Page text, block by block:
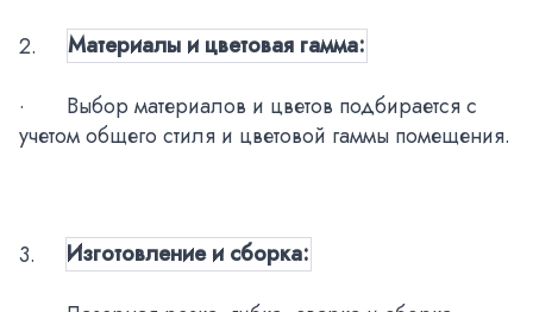
2. Материалы и цветовая гамма:
· Выбор материалов и цветов подбирается с
учетом общего стиля и цветовой гаммы помещения.
3. Изготовление и сборка: